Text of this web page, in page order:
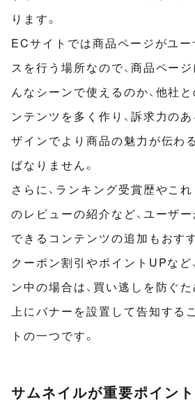
ります。
ECサイトでは商品ページがユ
スを行う場所なので、商品ペー
んなシーンで使えるのか、他社
ンテンツを多く作り、訴求力のあ
ザインでより商品の魅力が伝わ
ばなりません。
さらに、ランキング受賞歴やこ
のレビューの紹介など、ユーザ
できるコンテンツの追加もおす
クーポン割引やポイントUPなど
ン中の場合は、買い逃しを防ぐ
上にバナーを設置して告知する
トの一つです。
サムネイルが重要ポイント